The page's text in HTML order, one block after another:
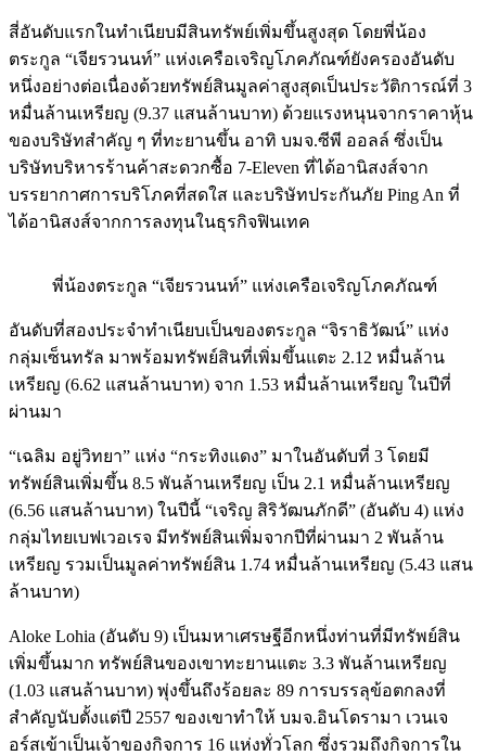
สี่อันดับแรกในทำเนียบมีสินทรัพย์เพิ่มขึ้นสูงสุด โดยพี่น้อง
ตระกูล “เจียรวนนท์” แห่งเครือเจริญโภคภัณฑ์ยังครองอันดับ
หนึ่งอย่างต่อเนื่องด้วยทรัพย์สินมูลค่าสูงสุดเป็นประวัติการณ์ที่ 3
หมื่นล้านเหรียญ (9.37 แสนล้านบาท) ด้วยแรงหนุนจากราคาหุ้น
ของบริษัทสำคัญ ๆ ที่ทะยานขึ้น อาทิ บมจ.ซีพี ออลล์ ซึ่งเป็น
บริษัทบริหารร้านค้าสะดวกซื้อ 7-Eleven ที่ได้อานิสงส์จาก
บรรยากาศการบริโภคที่สดใส และบริษัทประกันภัย Ping An ที่
ได้อานิสงส์จากการลงทุนในธุรกิจฟินเทค
พี่น้องตระกูล “เจียรวนนท์” แห่งเครือเจริญโภคภัณฑ์
อันดับที่สองประจำทำเนียบเป็นของตระกูล “จิราธิวัฒน์” แห่ง
กลุ่มเซ็นทรัล มาพร้อมทรัพย์สินที่เพิ่มขึ้นแตะ 2.12 หมื่นล้าน
เหรียญ (6.62 แสนล้านบาท) จาก 1.53 หมื่นล้านเหรียญ ในปีที่
ผ่านมา
“เฉลิม อยู่วิทยา” แห่ง “กระทิงแดง” มาในอันดับที่ 3 โดยมี
ทรัพย์สินเพิ่มขึ้น 8.5 พันล้านเหรียญ เป็น 2.1 หมื่นล้านเหรียญ
(6.56 แสนล้านบาท) ในปีนี้ “เจริญ สิริวัฒนภักดี” (อันดับ 4) แห่ง
กลุ่มไทยเบฟเวอเรจ มีทรัพย์สินเพิ่มจากปีที่ผ่านมา 2 พันล้าน
เหรียญ รวมเป็นมูลค่าทรัพย์สิน 1.74 หมื่นล้านเหรียญ (5.43 แสน
ล้านบาท)
Aloke Lohia (อันดับ 9) เป็นมหาเศรษฐีอีกหนึ่งท่านที่มีทรัพย์สิน
เพิ่มขึ้นมาก ทรัพย์สินของเขาทะยานแตะ 3.3 พันล้านเหรียญ
(1.03 แสนล้านบาท) พุ่งขึ้นถึงร้อยละ 89 การบรรลุข้อตกลงที่
สำคัญนับตั้งแต่ปี 2557 ของเขาทำให้ บมจ.อินโดรามา เวนเจ
อร์สเข้าเป็นเจ้าของกิจการ 16 แห่งทั่วโลก ซึ่งรวมถึงกิจการใน